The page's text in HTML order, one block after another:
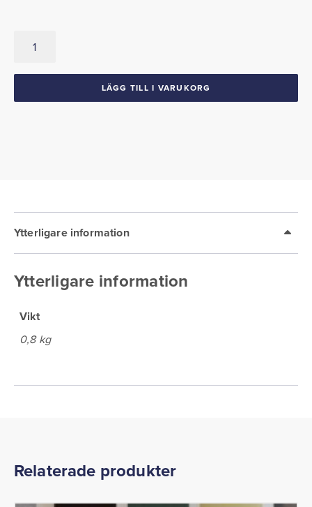
LÄGG TILL I VARUKORG
Ytterligare information
Ytterligare information
Vikt
0,8 kg
Relaterade produkter